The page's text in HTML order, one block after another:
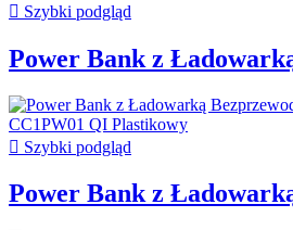
 Szybki podgląd
Power Bank z
 Szybki podgląd
Power Bank z